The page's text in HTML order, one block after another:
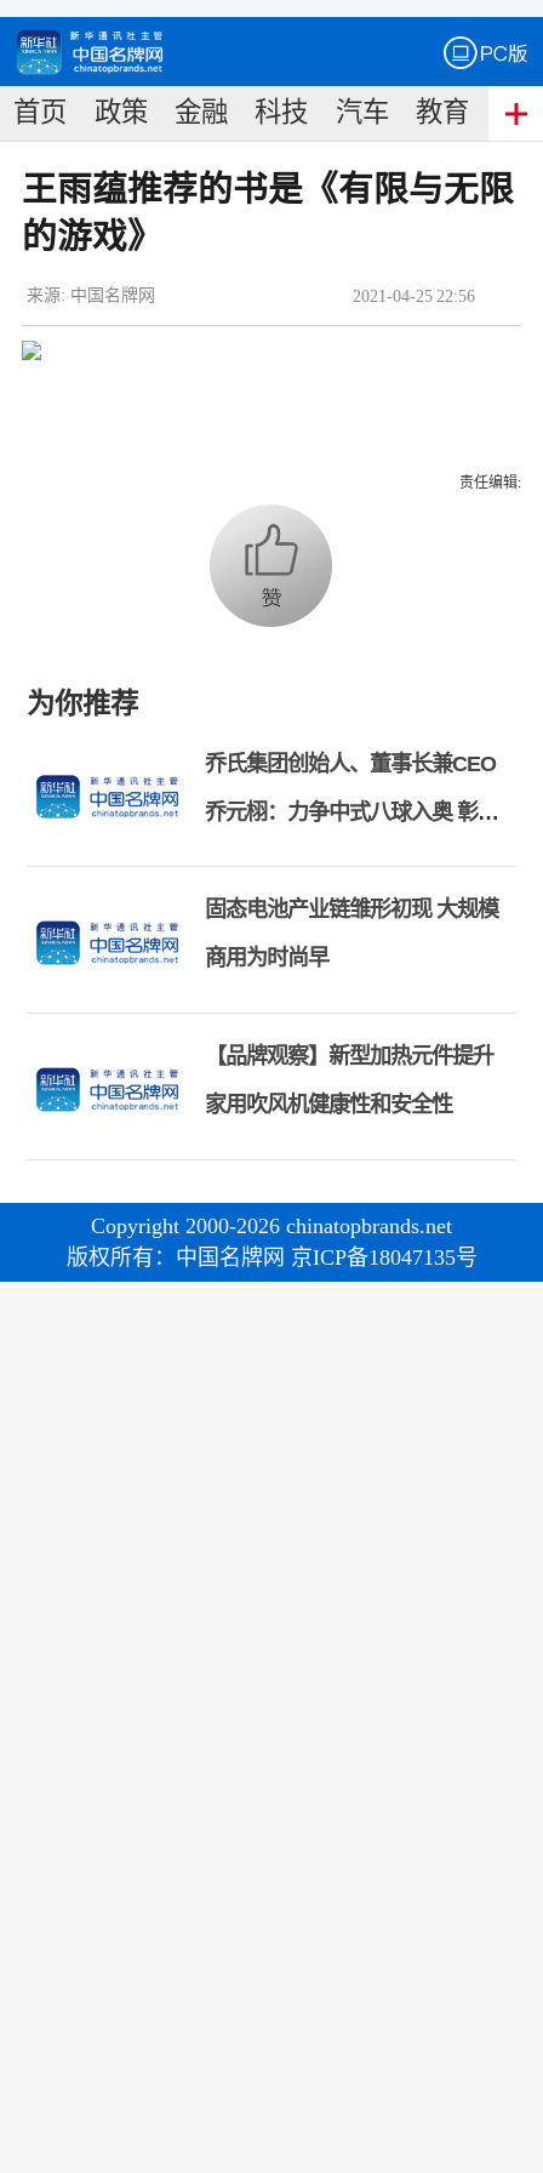
首页 政策 金融 科技 汽车 教育 食
王雨蕴推荐的书是《有限与无限
的游戏》
2021-04-25 22:56
来源: 中国名牌网
责任编辑:
为你推荐
乔氏集团创始人、董事长兼CEO
乔元栩：力争中式八球入奥 彰显
和合共生精神
固态电池产业链雏形初现 大规模
商用为时尚早
【品牌观察】新型加热元件提升
家用吹风机健康性和安全性
Copyright 2000-2026 chinatopbrands.net
版权所有：中国名牌网 京ICP备18047135号